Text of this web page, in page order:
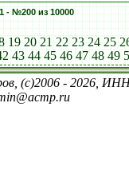
- №200 из 10000
19 20 21 22 23 24 25
43 44 45 46 47 48 49
(c)2006 - 2026,